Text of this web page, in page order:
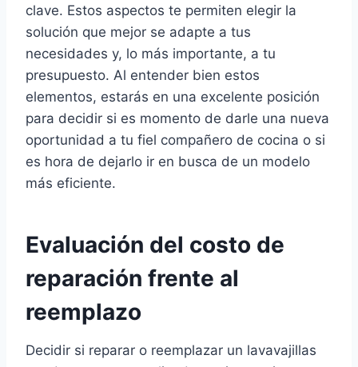
clave. Estos aspectos te permiten elegir la
solución que mejor se adapte a tus
necesidades y, lo más importante, a tu
presupuesto. Al entender bien estos
elementos, estarás en una excelente posición
para decidir si es momento de darle una nueva
oportunidad a tu fiel compañero de cocina o si
es hora de dejarlo ir en busca de un modelo
más eficiente.
Evaluación del costo de
reparación frente al
reemplazo
Decidir si reparar o reemplazar un lavavajillas